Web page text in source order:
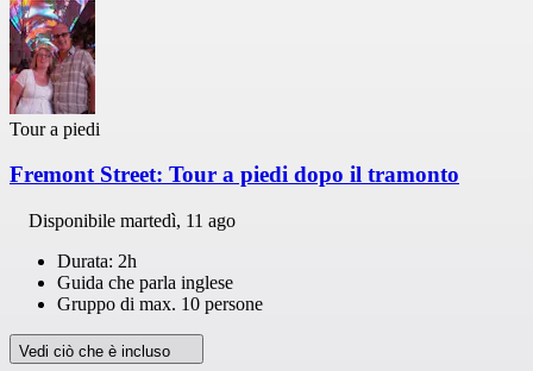
Tour a piedi
Fremont Street: Tour a piedi dopo il tramonto
Disponibile martedì, 11 ago
Durata: 2h
Guida che parla inglese
Gruppo di max. 10 persone
Vedi ciò che è incluso